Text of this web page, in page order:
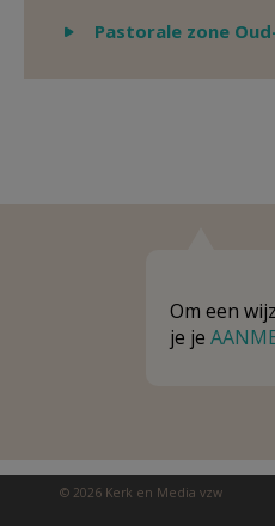
Weergeven
Pastorale zone
Om een
je je
© 2026 Kerk en Media vzw